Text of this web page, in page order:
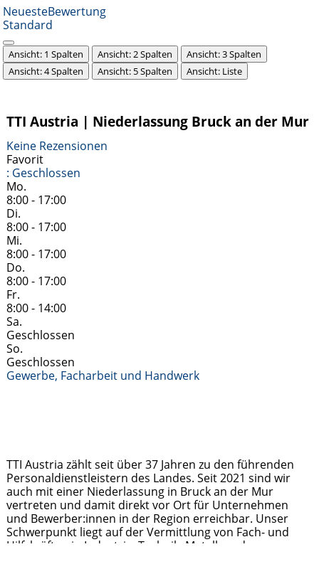
NeuesteBewertung
Standard
Ansicht: 1 Spalten Ansicht: 2 Spalten
Ansicht: 3 Spalten
Ansicht: 4 Spalten
Ansicht: 5 Spalten Ansicht: Liste
TTI Austria | Niederlassung Bruck an der Mur
Keine Rezensionen
Favorit
: Geschlossen
Mo.
8:00 - 17:00
Di.
8:00 - 17:00
Mi.
8:00 - 17:00
Do.
8:00 - 17:00
Fr.
8:00 - 14:00
Sa.
Geschlossen
So.
Geschlossen
Gewerbe, Facharbeit und Handwerk
TTI Austria zählt seit über 37 Jahren zu den führenden
Personaldienstleistern des Landes. Seit 2021 sind wir
auch mit einer Niederlassung in Bruck an der Mur
vertreten und damit direkt vor Ort für Unternehmen
und Bewerber:innen in der Region erreichbar. Unser
Schwerpunkt liegt auf der Vermittlung von Fach- und
Hilfskräften in Industrie, Technik, Metall- und